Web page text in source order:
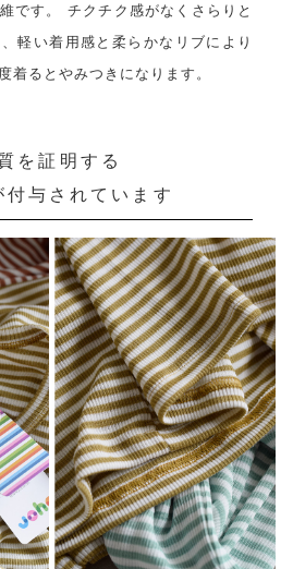
です。 チクチク感がなくさらりと
軽い着用感と柔らかなリブにより
着るとやみつきになります。
を証明する
付与されています